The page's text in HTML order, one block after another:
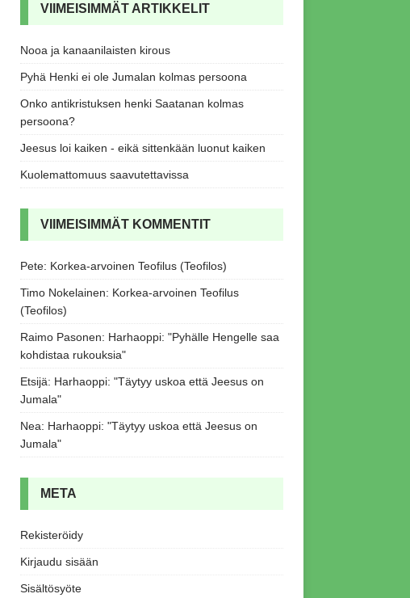
VIIMEISIMMÄT ARTIKKELIT
Nooa ja kanaanilaisten kirous
Pyhä Henki ei ole Jumalan kolmas persoona
Onko antikristuksen henki Saatanan kolmas
persoona?
Jeesus loi kaiken - eikä sittenkään luonut kaiken
Kuolemattomuus saavutettavissa
VIIMEISIMMÄT KOMMENTIT
Pete: Korkea-arvoinen Teofilus (Teofilos)
Timo Nokelainen: Korkea-arvoinen Teofilus
(Teofilos)
Raimo Pasonen: Harhaoppi: "Pyhälle Hengelle saa
kohdistaa rukouksia"
Etsijä: Harhaoppi: "Täytyy uskoa että Jeesus on
Jumala"
Nea: Harhaoppi: "Täytyy uskoa että Jeesus on
Jumala"
META
Rekisteröidy
Kirjaudu sisään
Sisältösyöte